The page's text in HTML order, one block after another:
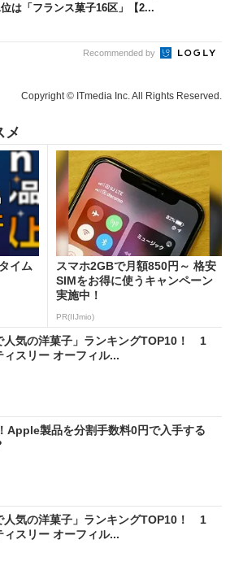
は「フランス菓子16区」【2...
Recommended by
Copyright © ITmedia Inc. All Rights Reserved.
メ
イム
スマホ2GBで月額850円～ 格安
SIMをお得に使うキャンペーン
実施中！
PR(IIJmio)
人気の洋菓子」ランキングTOP10！ 1
ィスリー オーフィル...
Apple製品を分割手数料0円で入手する
人気の洋菓子」ランキングTOP10！ 1
ィスリー オーフィル...